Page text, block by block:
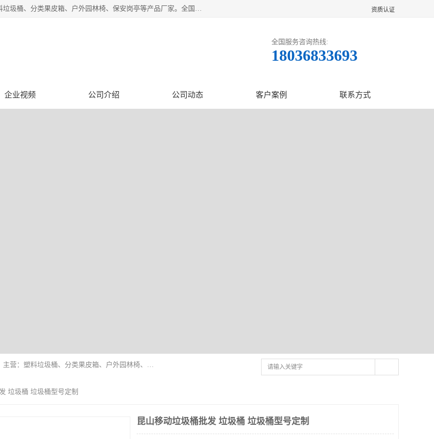
苏州多麦公共设施有限公司是一家苏州垃圾桶厂家，主营：塑料垃圾桶、分类果皮箱、户外园林椅、保安岗亭等产品厂家。全国统一热线电话：17105580222。公司组建完善的团队。设计人员，能根据客户要求，提供适合的设计方案，来满足客户的需求。 资质认证
全国服务咨询热线:
18036833693
企业视频 公司介绍 公司动态 客户案例 联系方式
苏州多麦公共设施有限公司是一家苏州垃圾桶厂家，主营：塑料垃圾桶、分类果皮箱、户外园林椅、保安岗亭等产品厂家。全国统一热线电话：17105580222。公司组建完善的团队。设计人员，能根据客户要求，提供适合的设计方案，来满足客户的需求。
垃圾桶 垃圾桶型号定制
昆山移动垃圾桶批发 垃圾桶 垃圾桶型号定制